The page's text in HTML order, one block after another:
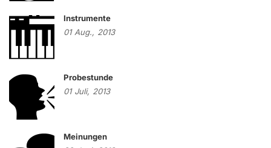
Instrumente
01 Aug., 2013
Probestunde
01 Juli, 2013
Meinungen